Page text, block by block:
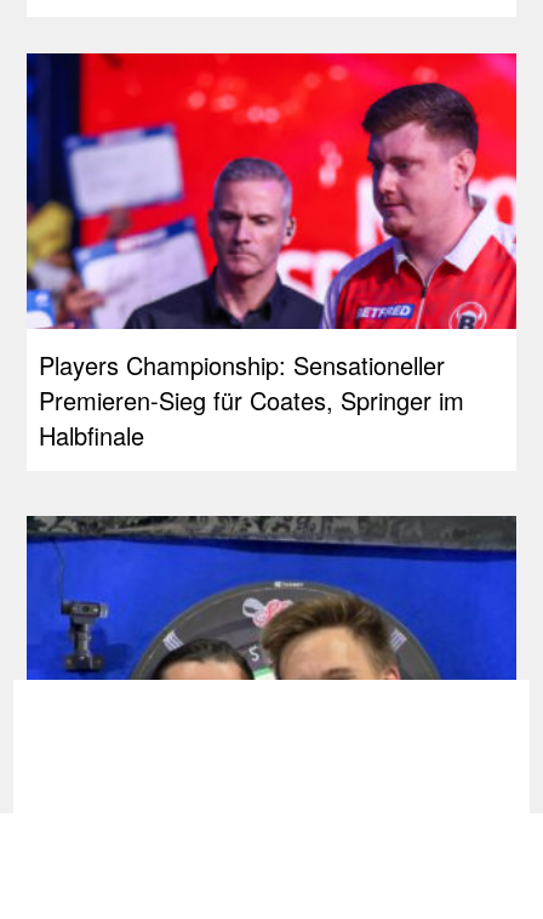
Players Championship: Sensationeller
Premieren-Sieg für Coates, Springer im
Halbfinale